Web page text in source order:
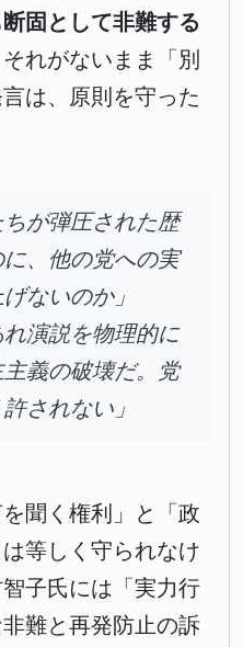
固として非難する
れがないまま「別
は、原則を守った
ちが弾圧された歴
、他の党への実
ないのか」
れ演説を物理的に
義の破壊だ。党
されない」
聞く権利」と「政
等しく守られなけ
子氏には「実力行
難と再発防止の訴